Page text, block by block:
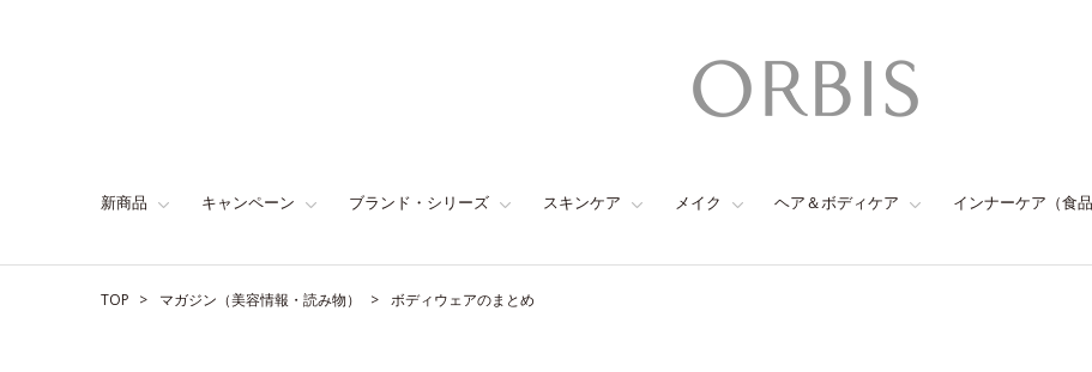
新商品 キャンペーン ブランド・シリーズ スキンケア メイク ヘア＆ボディケア インナーケア（食品
TOP マガジン（美容情報・読み物） ボディウェアのまとめ